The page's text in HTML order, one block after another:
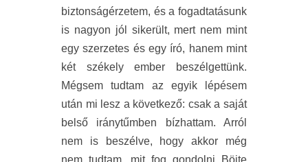
biztonságérzetem, és a fogadtatásunk
is nagyon jól sikerült, mert nem mint
egy szerzetes és egy író, hanem mint
két székely ember beszélgettünk.
Mégsem tudtam az egyik lépésem
után mi lesz a következő: csak a saját
belső iránytűmben bízhattam. Arról
nem is beszélve, hogy akkor még
nem tudtam, mit fog gondolni Böjte